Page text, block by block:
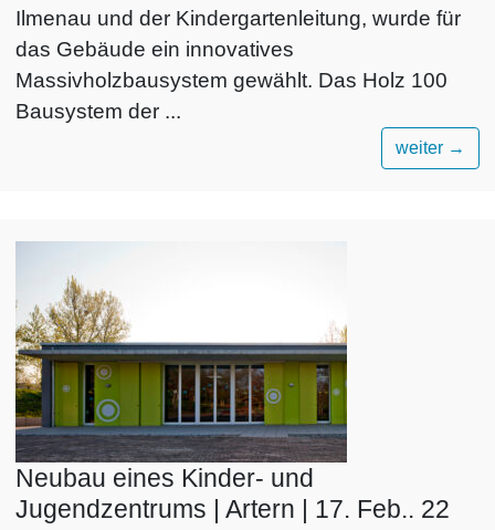
Ilmenau und der Kindergartenleitung, wurde für
das Gebäude ein innovatives
Massivholzbausystem gewählt. Das Holz 100
Bausystem der ...
weiter →
Neubau eines Kinder- und
Jugendzentrums | Artern | 17. Feb.. 22